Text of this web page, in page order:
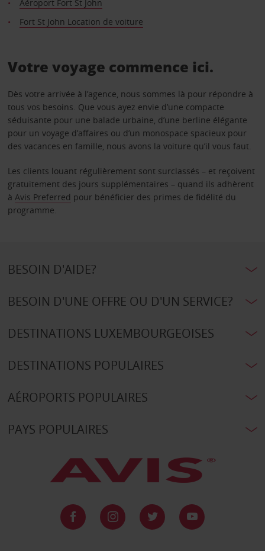
Aéroport Fort St John
Fort St John Location de voiture
Votre voyage commence ici.
Dès votre arrivée à l’agence, nous sommes là pour répondre à
tous vos besoins. Que vous ayez envie d’une compacte
séduisante pour une balade urbaine, d’une berline élégante
pour un voyage d’affaires ou d’un monospace spacieux pour
des vacances en famille, nous avons la voiture qu’il vous faut.
Les clients louant régulièrement sont surclassés – et reçoivent
gratuitement des jours supplémentaires – quand ils adhèrent
à Avis Preferred pour bénéficier des primes de fidélité du
programme.
BESOIN D'AIDE?
BESOIN D'UNE OFFRE OU D'UN SERVICE?
DESTINATIONS LUXEMBOURGEOISES
DESTINATIONS POPULAIRES
AÉROPORTS POPULAIRES
PAYS POPULAIRES